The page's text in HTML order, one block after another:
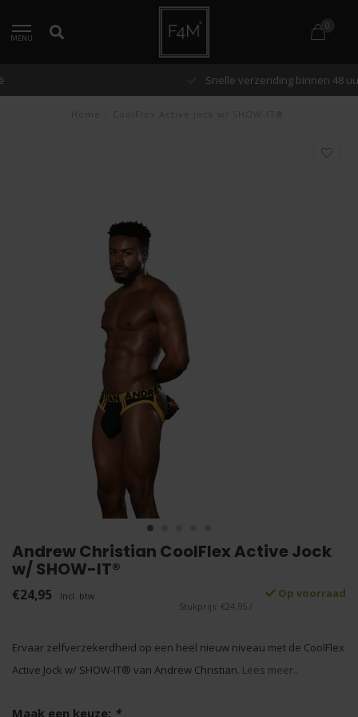
MENU
0
Snelle verzending binnen 48 uur
Andrew Christian CoolFlex Active Jock
w/ SHOW-IT®
€24,95 Incl. btw Op voorraad
Stukprijs: €24,95 /
Ervaar zelfverzekerdheid op een heel nieuw niveau met de CoolFlex
Active Jock w/ SHOW-IT® van Andrew Christian. Lees meer..
Maak een keuze: *